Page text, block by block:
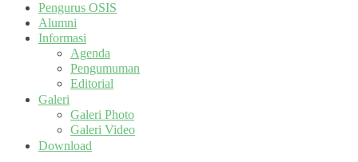
Pengurus OSIS
Alumni
Informasi
Agenda
Pengumuman
Editorial
Galeri
Galeri Photo
Galeri Video
Download